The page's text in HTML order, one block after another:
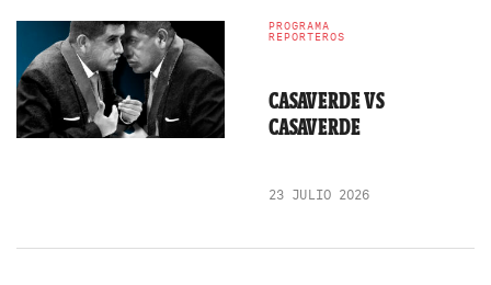
PROGRAMA
REPORTEROS
CASAVERDE VS
CASAVERDE
23 JULIO 2026